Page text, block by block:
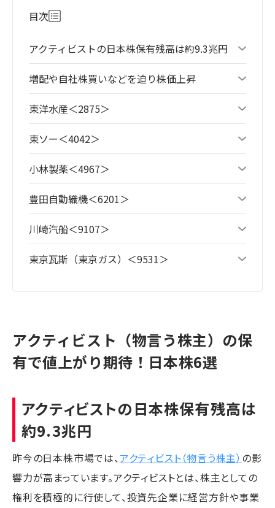
目次
アクティビストの日本株保有残高は約9.3兆円
増配や自社株買いなどを迫り株価上昇
東洋水産＜2875＞
東ソー＜4042＞
小林製薬＜4967＞
豊田自動織機＜6201＞
川崎汽船＜9107＞
東京瓦斯（東京ガス）＜9531＞
アクティビスト（物言う株主）の保
有で値上がり期待！日本株6選
アクティビストの日本株保有残高は
約9.3兆円
昨今の日本株市場では、アクティビスト（物言う株主） の影
響力が高まっています。アクティビストとは、株主としての
権利を積極的に行使して、投資先企業に経営方針や事業